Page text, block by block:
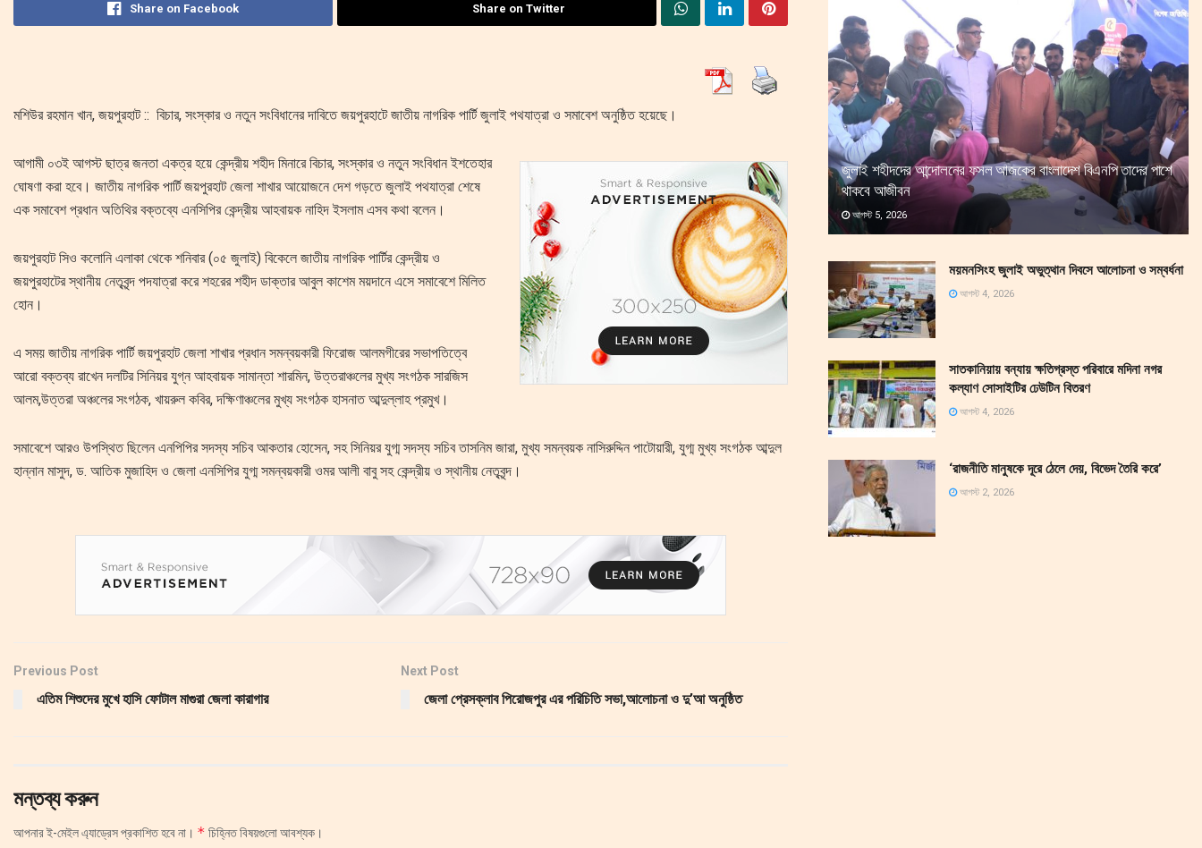
Share on Facebook Share on Twitter
মশিউর রহমান খান, জয়পুরহাট :: বিচার, সংস্কার ও নতুন সংবিধানের দাবিতে জয়পুরহাটে জাতীয় নাগরিক পার্টি জুলাই পথযাত্রা ও সমাবেশ অনুষ্ঠিত হয়েছে।
আগামী ০৩ই আগস্ট ছাত্র জনতা একত্র হয়ে কেন্দ্রীয় শহীদ মিনারে বিচার, সংস্কার ও নতুন সংবিধান ইশতেহার
ঘোষণা করা হবে। জাতীয় নাগরিক পার্টি জয়পুরহাট জেলা শাখার আয়োজনে দেশ গড়তে জুলাই পথযাত্রা শেষে
এক সমাবেশ প্রধান অতিথির বক্তব্যে এনসিপির কেন্দ্রীয় আহবায়ক নাহিদ ইসলাম এসব কথা বলেন।
জয়পুরহাট সিও কলোনি এলাকা থেকে শনিবার (০৫ জুলাই) বিকেলে জাতীয় নাগরিক পার্টির কেন্দ্রীয় ও
জয়পুরহাটের স্থানীয় নেতৃবৃন্দ পদযাত্রা করে শহরের শহীদ ডাক্তার আবুল কাশেম ময়দানে এসে সমাবেশে মিলিত
হোন।
এ সময় জাতীয় নাগরিক পার্টি জয়পুরহাট জেলা শাখার প্রধান সমন্বয়কারী ফিরোজ আলমগীরের সভাপতিত্বে
আরো বক্তব্য রাখেন দলটির সিনিয়র যুগ্ন আহবায়ক সামান্তা শারমিন, উত্তরাঞ্চলের মুখ্য সংগঠক সারজিস
আলম,উত্তরা অঞ্চলের সংগঠক, খায়রুল কবির, দক্ষিণাঞ্চলের মুখ্য সংগঠক হাসনাত আব্দুল্লাহ প্রমুখ।
সমাবেশে আরও উপস্থিত ছিলেন এনপিপির সদস্য সচিব আকতার হোসেন, সহ সিনিয়র যুগ্ম সদস্য সচিব তাসনিম জারা, মুখ্য সমন্বয়ক নাসিরুদ্দিন পাটোয়ারী, যুগ্ম মুখ্য সংগঠক আব্দুল
হান্নান মাসুদ, ড. আতিক মুজাহিদ ও জেলা এনসিপির যুগ্ম সমন্বয়কারী ওমর আলী বাবু সহ কেন্দ্রীয় ও স্থানীয় নেতৃবৃন্দ।
Previous Post
এতিম শিশুদের মুখে হাসি ফোটাল মাগুরা জেলা কারাগার
Next Post
জেলা প্রেসক্লাব পিরোজপুর এর পরিচিতি সভা,আলোচনা ও দু’আ অনুষ্ঠিত
মন্তব্য করুন
আপনার ই-মেইল এ্যাড্রেস প্রকাশিত হবে না। * চিহ্নিত বিষয়গুলো আবশ্যক।
জুলাই শহীদদের আন্দোলনের ফসল আজকের বাংলাদেশ বিএনপি তাদের পাশে
থাকবে আজীবন
আগস্ট 5, 2026
ময়মনসিংহ জুলাই অভুত্থান দিবসে আলোচনা ও সম্বর্ধনা
আগস্ট 4, 2026
সাতকানিয়ায় বন্যায় ক্ষতিগ্রস্ত পরিবারে মদিনা নগর
কল্যাণ সোসাইটির ঢেউটিন বিতরণ
আগস্ট 4, 2026
‘রাজনীতি মানুষকে দূরে ঠেলে দেয়, বিভেদ তৈরি করে’
আগস্ট 2, 2026